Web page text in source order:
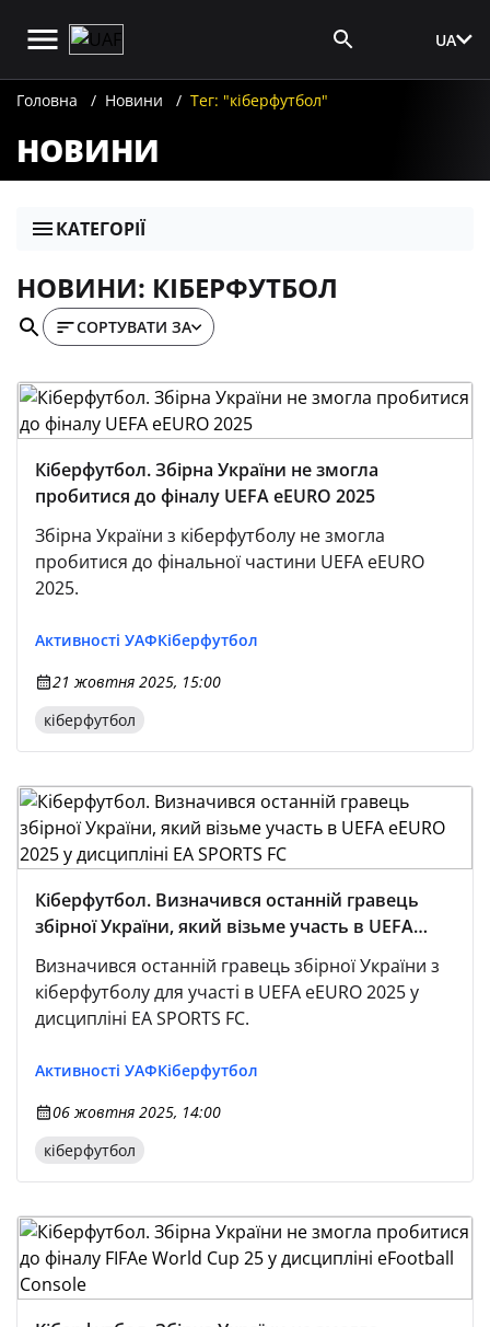
UA
Головна Новини Тег: "кіберфутбол"
НОВИНИ
КАТЕГОРІЇ
НОВИНИ: КІБЕРФУТБОЛ
СОРТУВАТИ ЗА
Кіберфутбол. Збірна України не змогла
пробитися до фіналу UEFA eEURO 2025
Збірна України з кіберфутболу не змогла
пробитися до фінальної частини UEFA eEURO
2025.
Активності УАФКіберфутбол
21 жовтня 2025, 15:00
кіберфутбол
Кіберфутбол. Визначився останній гравець
збірної України, який візьме участь в UEFA
eEURO 2025 у дисципліні EA SPORTS FC
Визначився останній гравець збірної України з
кіберфутболу для участі в UEFA eEURO 2025 у
дисципліні EA SPORTS FC.
Активності УАФКіберфутбол
06 жовтня 2025, 14:00
кіберфутбол